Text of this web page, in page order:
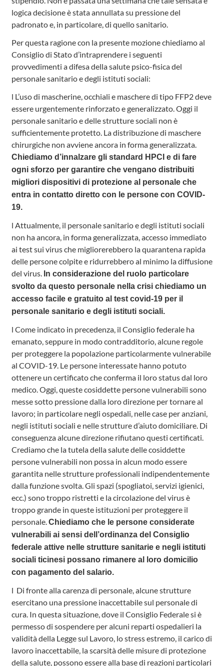
logica decisione è stata annullata su pressione del
padronato e, in particolare, di quello sanitario.
Per questa ragione con la presente mozione chiediamo al
Consiglio di Stato d’intraprendere i seguenti
provvedimenti a difesa della salute psico-fisica del
personale sanitario e degli istituti sociali:
l L’uso di mascherine, occhiali e maschere di tipo FFP2 deve
essere urgentemente rinforzato e generalizzato. Oggi il
personale sanitario e delle strutture sociali non è
sufficientemente protetto. La distribuzione di maschere
chirurgiche non avviene ancora in forma generalizzata.
Chiediamo d’innalzare gli standard HPCI e di fare
ogni sforzo per garantire che vengano distribuiti
migliori dispositivi di protezione al personale che
entra in contatto diretto con le persone con COVID-
19.
l Attualmente, il personale sanitario e degli istituti sociali
non ha ancora, in forma generalizzata, accesso immediato
ai test sui virus che migliorerebbero la quarantena rapida
delle persone colpite e ridurrebbero al minimo la diffusione
del virus.
In considerazione del ruolo particolare
svolto da questo personale nella crisi chiediamo un
accesso facile e gratuito al test covid-19 per il
personale sanitario e degli istituti sociali.
l Come indicato in precedenza, il Consiglio federale ha
emanato, seppure in modo contradditorio, alcune regole
per proteggere la popolazione particolarmente vulnerabile
al COVID-19. Le persone interessate hanno potuto
ottenere un certificato che conferma il loro status dal loro
medico. Oggi, queste cosiddette persone vulnerabili sono
messe sotto pressione dalla loro direzione per tornare al
lavoro; in particolare negli ospedali, nelle case per anziani,
negli istituti sociali e nelle strutture d’aiuto domiciliare. Di
conseguenza alcune direzione rifiutano questi certificati.
Crediamo che la tutela della salute delle cosiddette
persone vulnerabili non possa in alcun modo essere
garantita nelle strutture professionali indipendentemente
dalla funzione svolta. Gli spazi (spogliatoi, servizi igienici,
ecc.) sono troppo ristretti e la circolazione del virus è
troppo grande in queste istituzioni per proteggere il
personale. Chiediamo che le persone considerate
vulnerabili ai sensi dell’ordinanza del Consiglio
federale attive nelle strutture sanitarie e negli istituti
sociali ticinesi possano rimanere al loro domicilio
con pagamento del salario.
l Di fronte alla carenza di personale, alcune strutture
esercitano una pressione inaccettabile sul personale di
cura. In questa situazione, dove il Consiglio Federale si è
permesso di sospendere per alcuni reparti ospedalieri la
validità della Legge sul Lavoro, lo stress estremo, il carico di
lavoro inaccettabile, la scarsità delle misure di protezione
della salute, possono essere alla base di reazioni particolari